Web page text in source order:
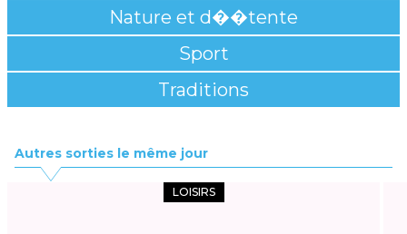
Nature et d��tente
Sport
Traditions
Autres sorties le même jour
LOISIRS